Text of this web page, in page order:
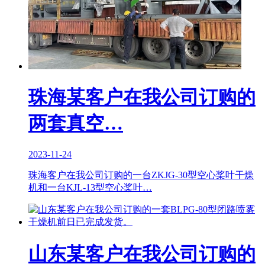
珠海某客户在我公司订购的
两套真空…
2023-11-24
珠海客户在我公司订购的一台ZKJG-30型空心桨叶干燥
机和一台KJL-13型空心桨叶…
山东某客户在我公司订购的